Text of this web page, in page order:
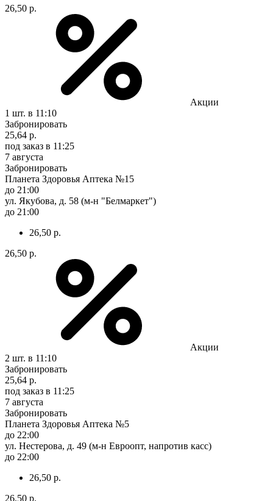
26,50 р.
Акции
1 шт. в 11:10
Забронировать
25,64 р.
под заказ в 11:25
7 августа
Забронировать
Планета Здоровья Аптека №15
до 21:00
ул. Якубова, д. 58 (м-н "Белмаркет")
до 21:00
26,50 р.
26,50 р.
Акции
2 шт. в 11:10
Забронировать
25,64 р.
под заказ в 11:25
7 августа
Забронировать
Планета Здоровья Аптека №5
до 22:00
ул. Нестерова, д. 49 (м-н Евроопт, напротив касс)
до 22:00
26,50 р.
26,50 р.